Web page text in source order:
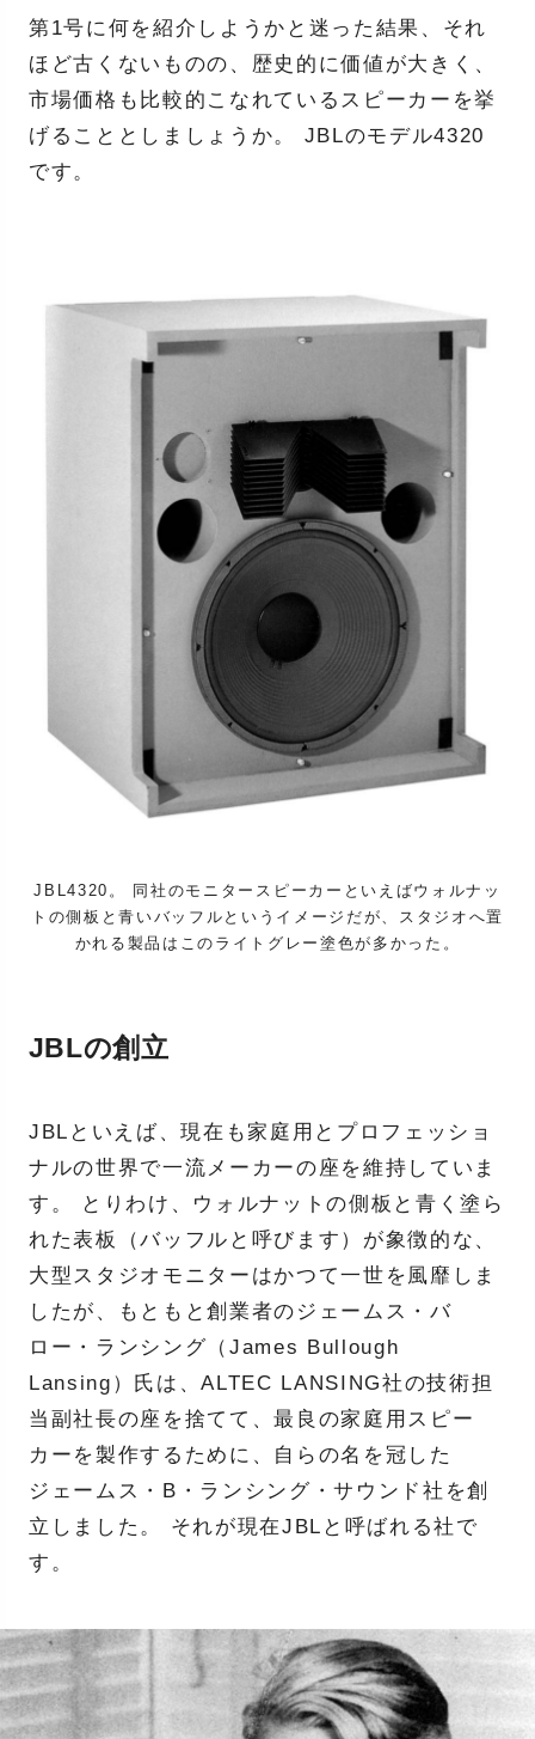
第1号に何を紹介しようかと迷った結果、それ
ほど古くないものの、歴史的に価値が大きく、
市場価格も比較的こなれているスピーカーを挙
げることとしましょうか。 JBLのモデル4320
です。
JBL4320。 同社のモニタースピーカーといえばウォルナッ
トの側板と青いバッフルというイメージだが、スタジオへ置
かれる製品はこのライトグレー塗色が多かった。
JBLの創立
JBLといえば、現在も家庭用とプロフェッショ
ナルの世界で一流メーカーの座を維持していま
す。 とりわけ、ウォルナットの側板と青く塗ら
れた表板（バッフルと呼びます）が象徴的な、
大型スタジオモニターはかつて一世を風靡しま
したが、もともと創業者のジェームス・バ
ロー・ランシング（James Bullough
Lansing）氏は、ALTEC LANSING社の技術担
当副社長の座を捨てて、最良の家庭用スピー
カーを製作するために、自らの名を冠した
ジェームス・B・ランシング・サウンド社を創
立しました。 それが現在JBLと呼ばれる社で
す。